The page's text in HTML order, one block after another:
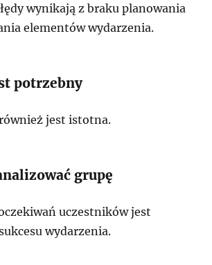
wynikają z braku planowania
elementów wydarzenia.
potrzebny
jest istotna.
grupę
uczestników jest
wydarzenia.